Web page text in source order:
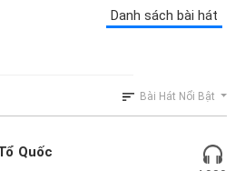
Danh sách bài hát
Bài Hát Nổi Bật
Quốc